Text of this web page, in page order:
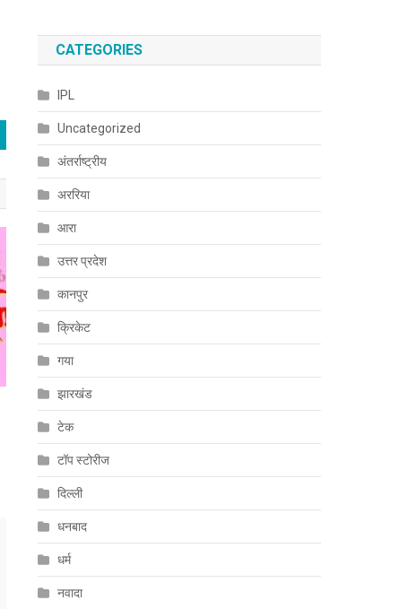
CATEGORIES
IPL
Uncategorized
अंतर्राष्ट्रीय
अररिया
आरा
उत्तर प्रदेश
कानपुर
क्रिकेट
गया
झारखंड
टेक
टॉप स्टोरीज
दिल्ली
धनबाद
धर्म
नवादा